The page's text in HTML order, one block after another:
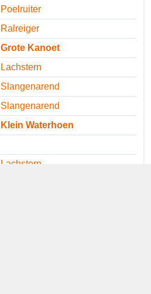
Poelruiter
Ralreiger
Grote Kanoet
Lachstern
Slangenarend
Slangenarend
Klein Waterhoen
Lachstern